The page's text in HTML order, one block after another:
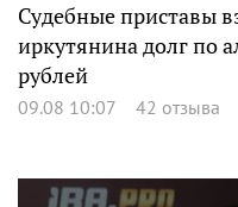
Судебные приставы
иркутянина долг по
рублей
09.08 10:07 42 отзыва